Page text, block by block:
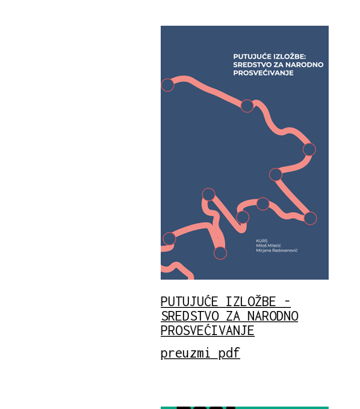
PUTUJUĆE IZLOŽBE -
SREDSTVO ZA NARODNO
PROSVEĆIVANJE
preuzmi pdf